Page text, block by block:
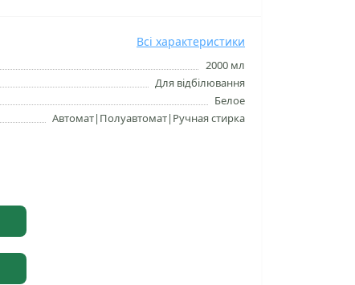
Всі характеристики
2000 мл
Для відбілювання
Белое
Автомат|Полуавтомат|Ручная стирка